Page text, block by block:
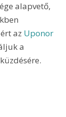
alapvető,
az Uponor
a